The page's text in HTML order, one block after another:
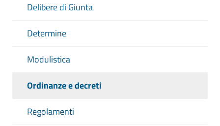
Delibere di Giunta
Determine
Modulistica
Ordinanze e decreti
Regolamenti